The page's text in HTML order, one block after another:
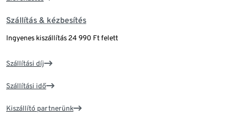
Szállítás & kézbesítés
Ingyenes kiszállítás 24 990 Ft felett
Szállítási díj
Szállítási idő
Kiszállító partnerünk